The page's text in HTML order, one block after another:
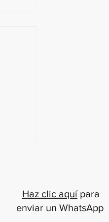
Haz clic aquípara
enviar un WhatsApp